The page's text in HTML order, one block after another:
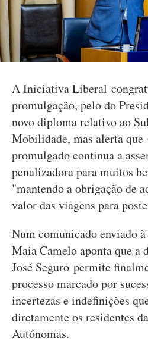
A Iniciativa Liberal
promulgação, pelo do
novo diploma relativo ao
Mobilidade, mas alerta que
promulgado continua a
penalizadora para muitos
"mantendo a obrigação de
valor das viagens para
Num comunicado enviado
Maia Camelo aponta que a
José Seguro permite
processo marcado por
incertezas e indefinições
diretamente os residentes
Autónomas.